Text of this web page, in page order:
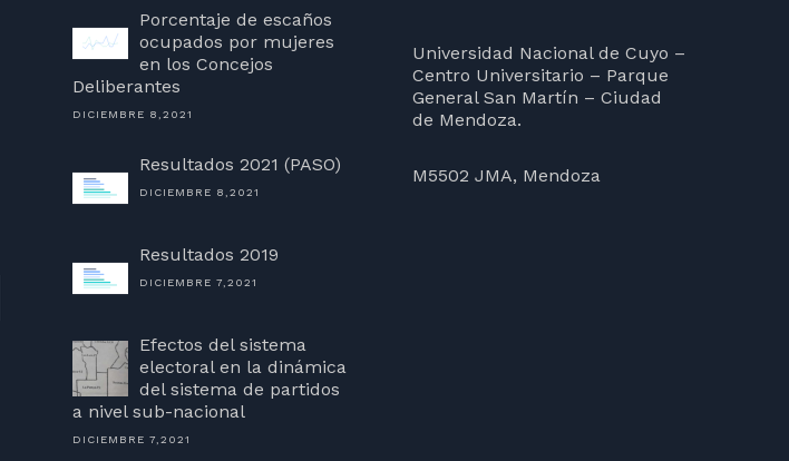
Porcentaje de escaños
ocupados por mujeres
en los Concejos
Deliberantes
DICIEMBRE 8,2021
Resultados 2021 (PASO)
DICIEMBRE 8,2021
Resultados 2019
DICIEMBRE 7,2021
Efectos del sistema
electoral en la dinámica
del sistema de partidos
a nivel sub-nacional
DICIEMBRE 7,2021
Universidad Nacional de Cuyo –
Centro Universitario – Parque
General San Martín – Ciudad
de Mendoza.
M5502 JMA, Mendoza